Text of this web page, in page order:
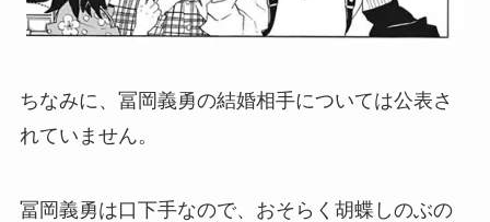
ちなみに、冨岡義勇の結婚相手については公表さ
れていません。
冨岡義勇は口下手なので、おそらく胡蝶しのぶの